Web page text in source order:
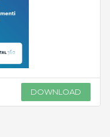
DOWNLOAD